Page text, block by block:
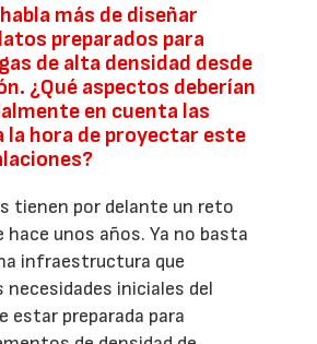
más de diseñar
preparados para
de alta densidad desde
¿Qué aspectos deberían
en cuenta las
la hora de proyectar este
tienen por delante un reto
hace unos años. Ya no basta
infraestructura que
necesidades iniciales del
estar preparada para